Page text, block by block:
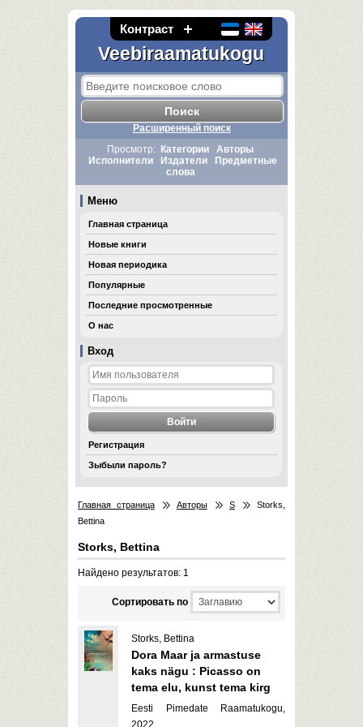
Контраст
Veebiraamatukogu
Вход
Регистрация
Зыбыли пароль?
Расширенный поиск
Просмотр:
Категории
Авторы
Исполнители
Издатели
Предметные
слова
Меню
Главная страница
Новые книги
Новая периодика
Популярные
Последние просмотренные
О нас
Главная страница Авторы S
Storks,
Bettina
Storks, Bettina
Найдено результатов: 1
Cортировать по
Storks, Bettina
Dora Maar ja armastuse
kaks nägu : Picasso on
tema elu, kunst tema kirg
Eesti Pimedate Raamatukogu,
2022